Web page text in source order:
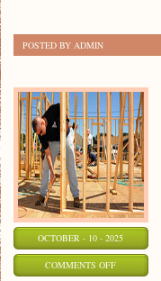
POSTED BY ADMIN
OCTOBER - 10 - 2025
COMMENTS OFFON